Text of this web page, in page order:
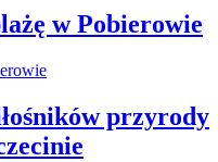
w Pobierowie
przyrody